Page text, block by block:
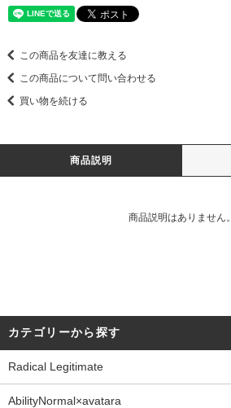
この商品を友達に教える
この商品について問い合わせる
買い物を続ける
商品説明
商品説明はありません。
カテゴリーから探す
Radical Legitimate
AbilityNormal×avatara